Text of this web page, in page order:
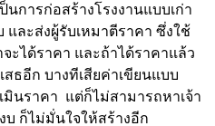
การก่อสร้างโรงงานแบบเก่า
และส่งผู้รับเหมาตีราคา ซึ่งใช้
จะได้ราคา และถ้าได้ราคาแล้ว
สธอีก บางทีเสียค่าเขียนแบบ
มินราคา แต่ก็ไม่สามารถหาเจ้า
บ ก็ไม่มั่นใจให้สร้างอีก